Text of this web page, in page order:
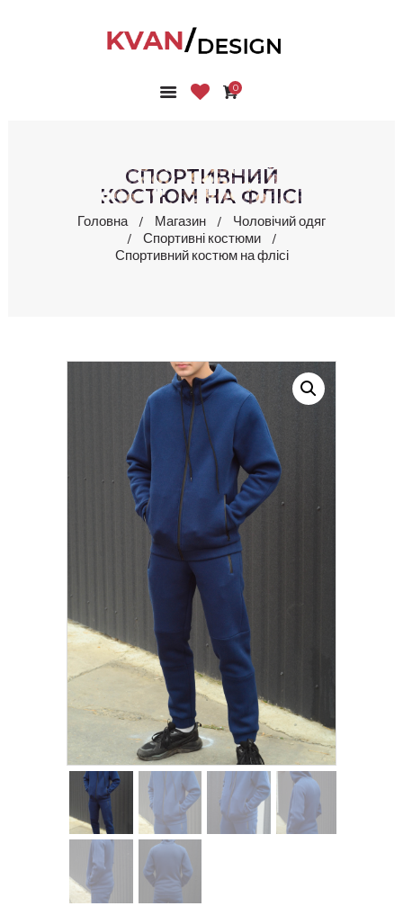
0
СПОРТИВНИЙ
КОСТЮМ НА ФЛІСІ
Головна Магазин
Чоловічий одяг
Спортивні костюми
Спортивний костюм на флісі
ГОЛОВНА
ПРО НАС
КОНТАКТИ